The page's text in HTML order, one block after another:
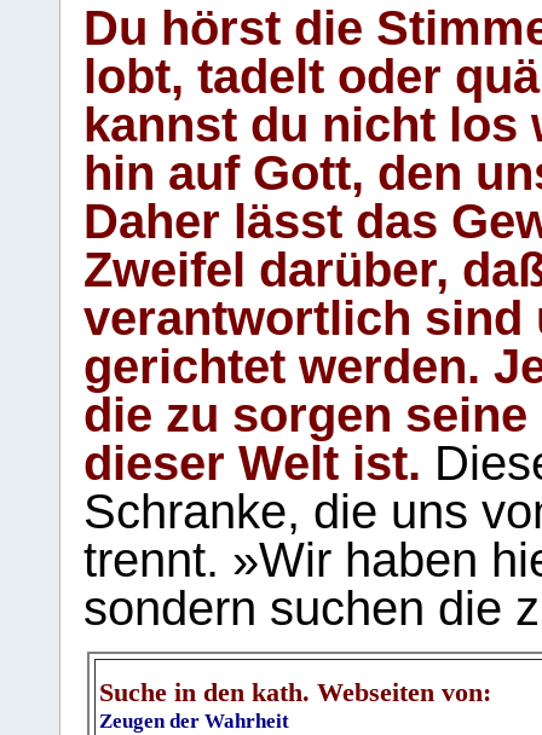
Du hörst die
lobt, tadelt oder
kannst du nicht los
hin auf Gott, den
Daher lässt das
Zweifel darüber,
verantwortlich sind
gerichtet werden.
die zu sorgen
dieser Welt ist.
Schranke, die uns
trennt. »Wir haben
sondern suchen die
Suche in den kath. Webseiten von:
Zeugen der Wahrheit